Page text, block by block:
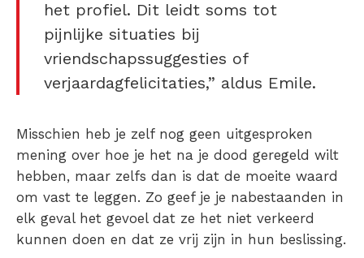
het profiel. Dit leidt soms tot
pijnlijke situaties bij
vriendschapssuggesties of
verjaardagfelicitaties,” aldus Emile.
Misschien heb je zelf nog geen uitgesproken
mening over hoe je het na je dood geregeld wilt
hebben, maar zelfs dan is dat de moeite waard
om vast te leggen. Zo geef je je nabestaanden in
elk geval het gevoel dat ze het niet verkeerd
kunnen doen en dat ze vrij zijn in hun beslissing.